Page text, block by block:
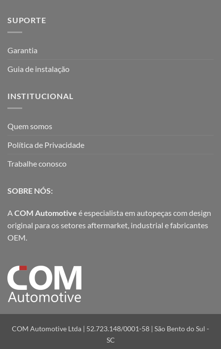
SUPORTE
Garantia
Guia de instalação
INSTITUCIONAL
Quem somos
Política de Privacidade
Trabalhe conosco
SOBRE NÓS:
ACOM Automotive é especialista em autopeças com design
original para os setores aftermarket, industrial e fabricantes
OEM.
COM Automotive Ltda | 52.723.148/0001-58 | São Bento do Sul -
SC